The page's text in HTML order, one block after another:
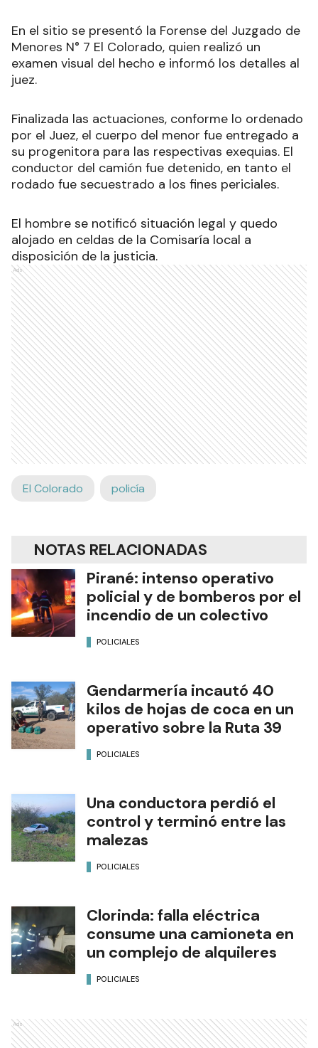
En el sitio se presentó la Forense del Juzgado de
Menores N° 7 El Colorado, quien realizó un
examen visual del hecho e informó los detalles al
juez.
Finalizada las actuaciones, conforme lo ordenado
por el Juez, el cuerpo del menor fue entregado a
su progenitora para las respectivas exequias. El
conductor del camión fue detenido, en tanto el
rodado fue secuestrado a los fines periciales.
El hombre se notificó situación legal y quedo
alojado en celdas de la Comisaría local a
disposición de la justicia.
Ads
El Colorado policía
NOTAS RELACIONADAS
Pirané: intenso operativo
policial y de bomberos por el
incendio de un colectivo
POLICIALES
Gendarmería incautó 40
kilos de hojas de coca en un
operativo sobre la Ruta 39
POLICIALES
Una conductora perdió el
control y terminó entre las
malezas
POLICIALES
Clorinda: falla eléctrica
consume una camioneta en
un complejo de alquileres
POLICIALES
Ads